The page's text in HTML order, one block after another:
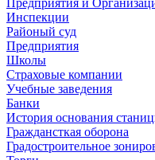
Предприятия и
Инспекции
Районый суд
Предприятия
Школы
Страховые компании
Учебные заведения
Банки
История основания
Граждансткая оборона
Градостроительное